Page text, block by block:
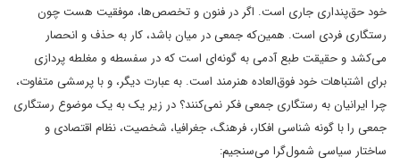
خود حق‌پنداری جاری است. اگر در فنون و تخصص‌ها، موفقیت هست چون
رستگاری فردی است. همین‌که جمعی در میان باشد، کار به حذف و انحصار
می‌کشد و حقیقت طبع آدمی به گونه‌ای است که در سفسطه و مغلطه پردازی
برای اشتباهات خود فوق‌العاده هنرمند است. به عبارت دیگر، و با پرسشی متفاوت،
چرا ایرانیان به رستگاری جمعی فکر نمی‌کنند؟ در زیر یک به یک موضوع رستگاری
جمعی را با گونه شناسی افکار، فرهنگ، جغرافیا، شخصیت، نظام اقتصادی و
ساختار سیاسی شمول‌گرا می‌سنجیم: